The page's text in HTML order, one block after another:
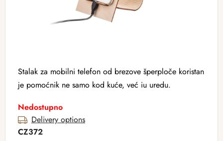
Stalak za mobilni telefon od brezove šperploče koristan
je pomoćnik ne samo kod kuće, već iu uredu.
Nedostupno
Delivery options
CZ372